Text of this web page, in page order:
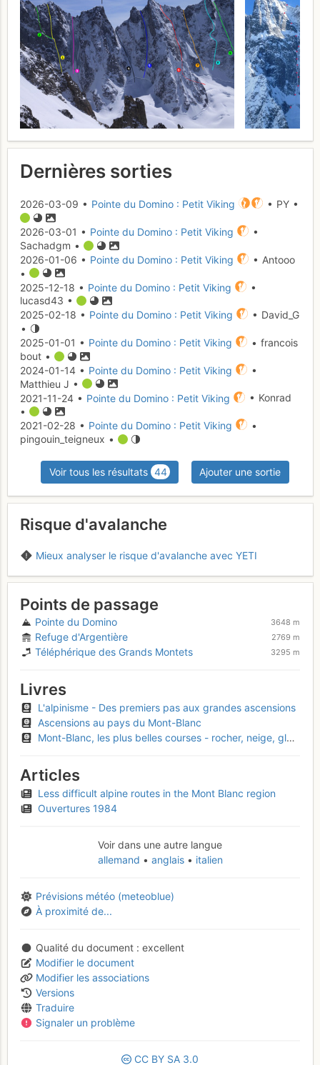
Dernières sorties
2026-03-09 • Pointe du Domino : Petit Viking • PY •
2026-03-01 • Pointe du Domino : Petit Viking
•
Sachadgm •
2026-01-06 • Pointe du Domino : Petit Viking
• Antooo
•
2025-12-18 • Pointe du Domino : Petit Viking
•
lucasd43 •
2025-02-18 • Pointe du Domino : Petit Viking
• David_G
•
2025-01-01 • Pointe du Domino : Petit Viking
• francois
bout •
2024-01-14 • Pointe du Domino : Petit Viking
•
Matthieu J •
2021-11-24 • Pointe du Domino : Petit Viking
• Konrad
•
2021-02-28 • Pointe du Domino : Petit Viking
•
pingouin_teigneux •
Voir tous les résultats 44 Ajouter une sortie
Risque d'avalanche
Mieux analyser le risque d'avalanche avec YETI
Points de passage
Pointe du Domino 3648 m
Refuge d'Argentière 2769 m
Téléphérique des Grands Montets 3295 m
Livres
L'alpinisme - Des premiers pas aux grandes ascensions
Ascensions au pays du Mont-Blanc
Mont-Blanc, les plus belles courses - rocher, neige, glace et mixte
Articles
Less difficult alpine routes in the Mont Blanc region
Ouvertures 1984
Voir dans une autre langue
allemand
anglais italien
Prévisions météo (meteoblue)
À proximité de...
Qualité du document
excellent
Modifier le document
Modifier les associations
Versions
Traduire
Signaler un problème
CC BY SA 3.0